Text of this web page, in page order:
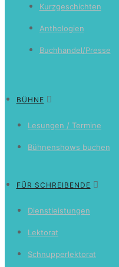
Kurzgeschichten
Anthologien
Buchhandel/Presse
BÜHNE
Lesungen / Termine
Bühnenshows buchen
FÜR SCHREIBENDE
Dienstleistungen
Lektorat
Schnupperlektorat